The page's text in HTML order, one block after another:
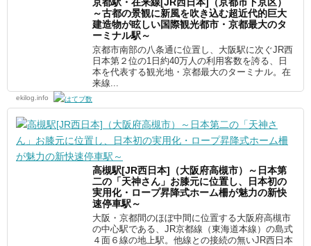
～古都の景観に新風を吹き込む超近代的巨大
建造物が眩しい国際観光都市・京都最大のタ
ーミナル駅～
京都市南部の八条通に位置し、大阪駅に次ぐJR西
日本第２位の1日約40万人の利用客数を誇る、日
本を代表する観光地・京都最大のターミナル。在
来線...
ekilog.info
高槻駅[JR西日本]（大阪府高槻市）～日本第
二の「天神さん」お膝元に位置し、日本初の
実用化・ロープ昇降式ホーム柵が魅力の新快
速停車駅～
大阪・京都間のほぼ中間に位置する大阪府高槻市
の中心駅である、JR京都線（東海道本線）の島式
４面６線の地上駅。他線との接続の無いJR西日本